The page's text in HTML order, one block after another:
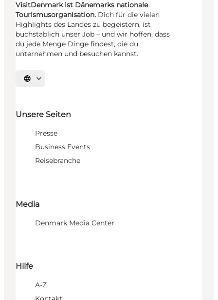
VisitDenmark ist Dänemarks nationale
Tourismusorganisation. Dich für die vielen
Highlights des Landes zu begeistern, ist
buchstäblich unser Job – und wir hoffen, dass
du jede Menge Dinge findest, die du
unternehmen und besuchen kannst.
Sprache auswählen
Unsere Seiten
Presse
Business Events
Reisebranche
Media
Denmark Media Center
Hilfe
A-Z